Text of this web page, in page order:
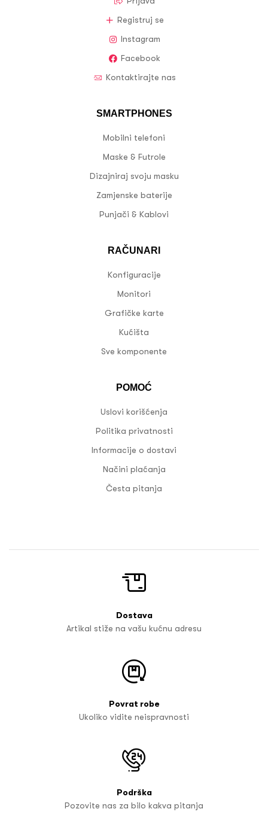
Registruj se
Instagram
Facebook
Kontaktirajte nas
SMARTPHONES
Mobilni telefoni
Maske & Futrole
Dizajniraj svoju masku
Zamjenske baterije
Punjači & Kablovi
RAČUNARI
Konfiguracije
Monitori
Grafičke karte
Kućišta
Sve komponente
POMOĆ
Uslovi korišćenja
Politika privatnosti
Informacije o dostavi
Načini plaćanja
Česta pitanja
Dostava
Artikal stiže na vašu kućnu adresu
Povrat robe
Ukoliko vidite neispravnosti
Podrška
Pozovite nas za bilo kakva pitanja